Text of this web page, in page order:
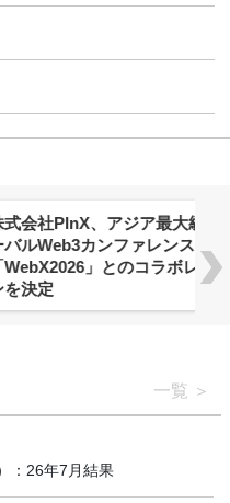
、アジア最大級のグロ
ンファレンス
とのコラボレーショ
一覧
：26年7月結果